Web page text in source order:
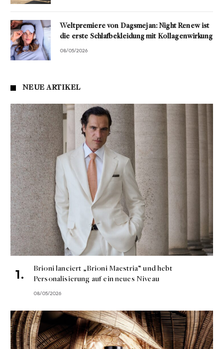
Weltpremiere von Dagsmejan: Night Renew ist
die erste Schlafbekleidung mit Kollagenwirkung
08/05/2026
NEUE ARTIKEL
Brioni lanciert „Brioni Maestria“ und hebt
Personalisierung auf ein neues Niveau
08/05/2026